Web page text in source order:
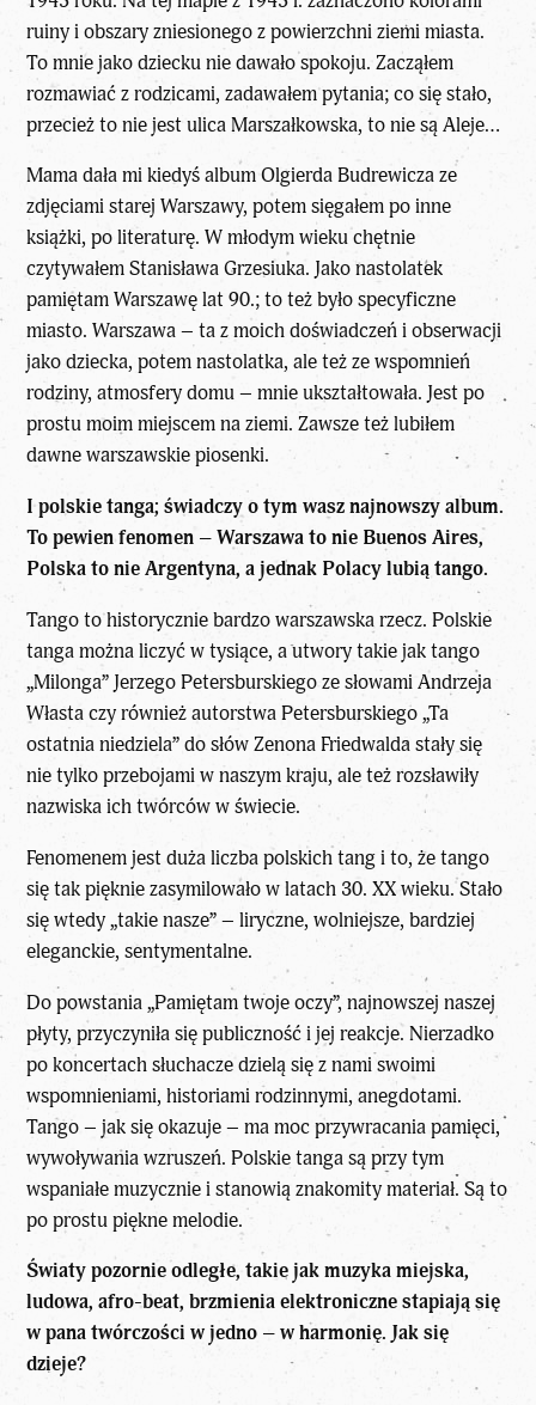
ruiny i obszary zniesionego z powierzchni ziemi miasta.
To mnie jako dziecku nie dawało spokoju. Zacząłem
rozmawiać z rodzicami, zadawałem pytania; co się stało,
przecież to nie jest ulica Marszałkowska, to nie są Aleje…
Mama dała mi kiedyś album Olgierda Budrewicza ze
zdjęciami starej Warszawy, potem sięgałem po inne
książki, po literaturę. W młodym wieku chętnie
czytywałem Stanisława Grzesiuka. Jako nastolatek
pamiętam Warszawę lat 90.; to też było specyficzne
miasto. Warszawa – ta z moich doświadczeń i obserwacji
jako dziecka, potem nastolatka, ale też ze wspomnień
rodziny, atmosfery domu – mnie ukształtowała. Jest po
prostu moim miejscem na ziemi. Zawsze też lubiłem
dawne warszawskie piosenki.
I polskie tanga; świadczy o tym wasz najnowszy album.
To pewien fenomen – Warszawa to nie Buenos Aires,
Polska to nie Argentyna, a jednak Polacy lubią tango.
Tango to historycznie bardzo warszawska rzecz. Polskie
tanga można liczyć w tysiące, a utwory takie jak tango
„Milonga” Jerzego Petersburskiego ze słowami Andrzeja
Własta czy również autorstwa Petersburskiego „Ta
ostatnia niedziela” do słów Zenona Friedwalda stały się
nie tylko przebojami w naszym kraju, ale też rozsławiły
nazwiska ich twórców w świecie.
Fenomenem jest duża liczba polskich tang i to, że tango
się tak pięknie zasymilowało w latach 30. XX wieku. Stało
się wtedy „takie nasze” – liryczne, wolniejsze, bardziej
eleganckie, sentymentalne.
Do powstania „Pamiętam twoje oczy”, najnowszej naszej
płyty, przyczyniła się publiczność i jej reakcje. Nierzadko
po koncertach słuchacze dzielą się z nami swoimi
wspomnieniami, historiami rodzinnymi, anegdotami.
Tango – jak się okazuje – ma moc przywracania pamięci,
wywoływania wzruszeń. Polskie tanga są przy tym
wspaniałe muzycznie i stanowią znakomity materiał. Są to
po prostu piękne melodie.
Światy pozornie odległe, takie jak muzyka miejska,
ludowa, afro-beat, brzmienia elektroniczne stapiają się
w pana twórczości w jedno – w harmonię. Jak się
dzieje?